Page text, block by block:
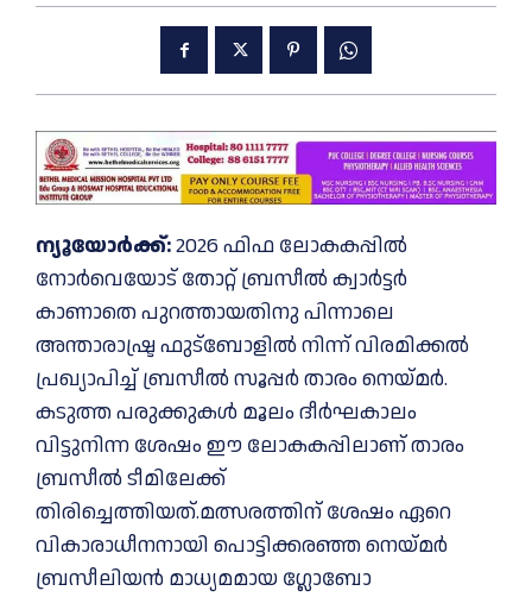
ന്യൂയോർക്ക്:2026 ഫിഫ ലോകകപ്പിൽ
നോർവെയോട് തോറ്റ് ബ്രസീൽ ക്വാർട്ടർ
കാണാതെ പുറത്തായതിനു പിന്നാലെ
അന്താരാഷ്ട്ര ഫുട്‌ബോളിൽ നിന്ന് വിരമിക്കൽ
പ്രഖ്യാപിച്ച് ബ്രസീൽ സൂപ്പർ താരം നെയ്മർ.
കടുത്ത പരുക്കുകൾ മൂലം ദീർഘകാലം
വിട്ടുനിന്ന ശേഷം ഈ ലോകകപ്പിലാണ് താരം
ബ്രസീൽ ടീമിലേക്ക്
തിരിച്ചെത്തിയത്.മത്സരത്തിന് ശേഷം ഏറെ
വികാരാധീനനായി പൊട്ടിക്കരഞ്ഞ നെയ്മർ
ബ്രസീലിയൻ മാധ്യമമായ ഗ്ലോബോ